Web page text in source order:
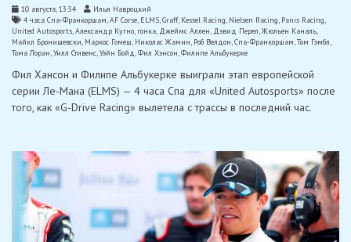
10 августа, 13:34
Илья Навроцкий
4 часа Спа-Франкоршам,AF Corse, ELMS,Graff, Kessel Racing, Nielsen Racing, Panis Racing
United Autosports,Александр Кугно, гонка, Джеймс Аллен, Дэвид Перел,Жюльен Каналь
Майкл Бронишевски, Маркос Гомеш, Николас Жамин, Роб Велдон,Спа-Франкоршам,Том Гэмбл
Тома Лоран,Уилл Стивенс,Уэйн Бойд,Фил Хэнсон,Филипе Альбукерке
Фил Хансон и Филипе Альбукерке выиграли этап европейской
серии Ле-Мана (ELMS) — 4 часа Спа для «United Autosports» после
того, как «G-Drive Racing» вылетела с трассы в последний час.